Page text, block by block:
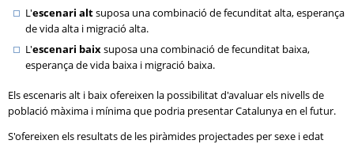
L'escenari altsuposa una combinació de fecunditat alta, esperança
de vida alta i migració alta.
L'escenari baixsuposa una combinació de fecunditat baixa,
esperança de vida baixa i migració baixa.
Els escenaris alt i baix ofereixen la possibilitat d'avaluar els nivells de
població màxima i mínima que podria presentar Catalunya en el futur.
S'ofereixen els resultats de les piràmides projectades per sexe i edat